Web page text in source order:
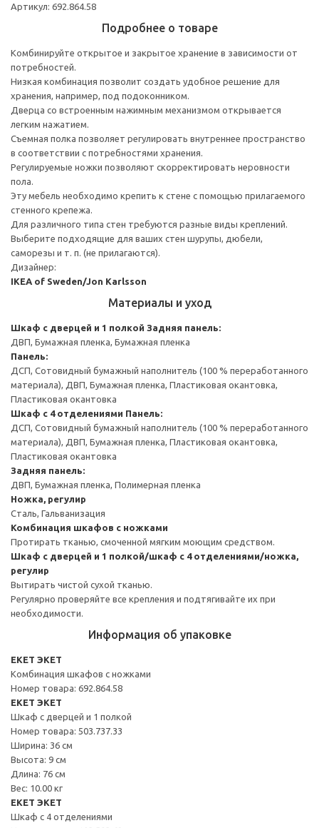
Артикул: 692.864.58
Подробнее о товаре
Комбинируйте открытое и закрытое хранение в зависимости от
потребностей.
Низкая комбинация позволит создать удобное решение для
хранения, например, под подоконником.
Дверца со встроенным нажимным механизмом открывается
легким нажатием.
Съемная полка позволяет регулировать внутреннее пространство
в соответствии с потребностями хранения.
Регулируемые ножки позволяют скорректировать неровности
пола.
Эту мебель необходимо крепить к стене с помощью прилагаемого
стенного крепежа.
Для различного типа стен требуются разные виды креплений.
Выберите подходящие для ваших стен шурупы, дюбели,
саморезы и т. п. (не прилагаются).
Дизайнер:
IKEA of Sweden/Jon Karlsson
Материалы и уход
Шкаф с дверцей и 1 полкой Задняя панель:
ДВП, Бумажная пленка, Бумажная пленка
Панель:
ДСП, Сотовидный бумажный наполнитель (100 % переработанного
материала), ДВП, Бумажная пленка, Пластиковая окантовка,
Пластиковая окантовка
Шкаф с 4 отделениями Панель:
ДСП, Сотовидный бумажный наполнитель (100 % переработанного
материала), ДВП, Бумажная пленка, Пластиковая окантовка,
Пластиковая окантовка
Задняя панель:
ДВП, Бумажная пленка, Полимерная пленка
Ножка, регулир
Сталь, Гальванизация
Комбинация шкафов с ножками
Протирать тканью, смоченной мягким моющим средством.
Шкаф с дверцей и 1 полкой/шкаф с 4 отделениями/ножка,
регулир
Вытирать чистой сухой тканью.
Регулярно проверяйте все крепления и подтягивайте их при
необходимости.
Информация об упаковке
EKET ЭКЕТ
Комбинация шкафов с ножками
Номер товара: 692.864.58
EKET ЭКЕТ
Шкаф с дверцей и 1 полкой
Номер товара: 503.737.33
Ширина: 36 см
Высота: 9 см
Длина: 76 см
Вес: 10.00 кг
EKET ЭКЕТ
Шкаф с 4 отделениями